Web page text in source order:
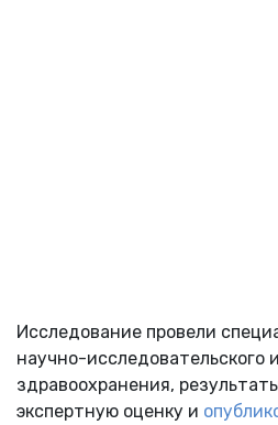
Исследование провели
научно-исследовательского
здравоохранения,
экспертную оценку и